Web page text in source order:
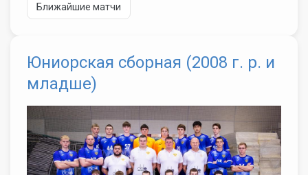
Ближайшие матчи
Юниорская сборная (2008 г. р. и
младше)